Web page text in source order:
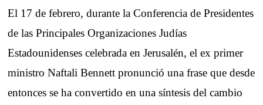
El 17 de febrero, durante la Conferencia de Presidentes
de las Principales Organizaciones Judías
Estadounidenses celebrada en Jerusalén, el ex primer
ministro Naftali Bennett pronunció una frase que desde
entonces se ha convertido en una síntesis del cambio